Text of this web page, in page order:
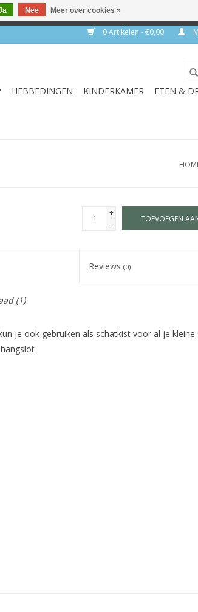
0 Artikelen - €0,00
HEBBEDINGEN KINDERKAMER
ETEN &
+
-
TOEVOEGEN
Reviews(0)
(1)
je ook gebruiken als schatkist voor al je kleine
Nee Meer over cookies »
1-3 werkdagen